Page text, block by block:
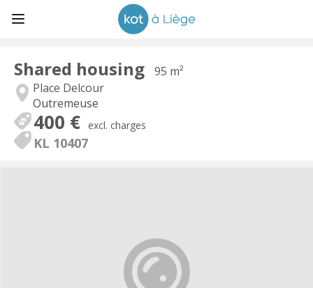
Shared housing
95 m²
Place Delcour
Outremeuse
400 € excl. charges
KL 10407